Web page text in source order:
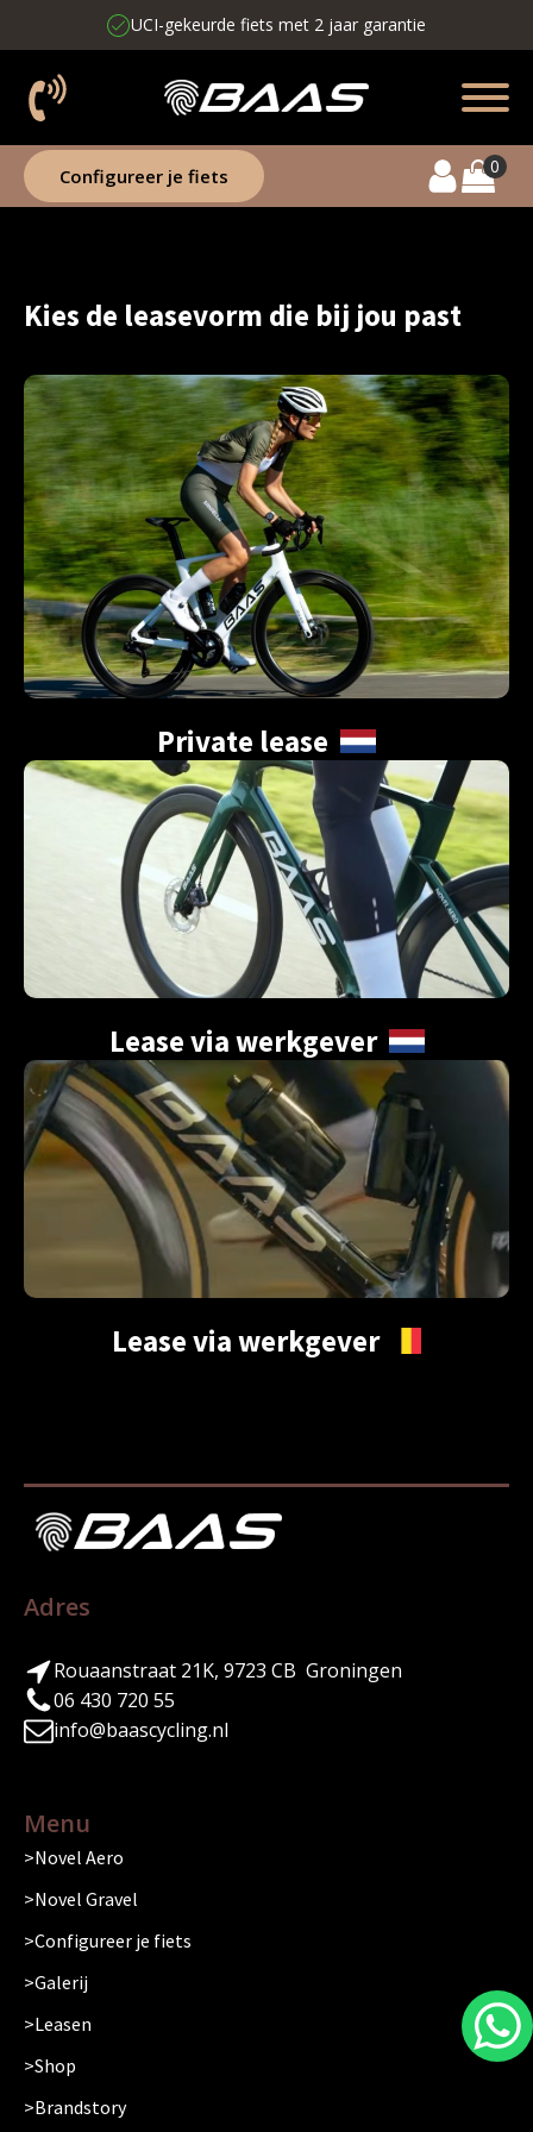
UCI-gekeurde fiets met 2 jaar garantie
Configureer je fiets
Kies de leasevorm die bij jou past
Private lease
Lease via werkgever
Lease via werkgever
Adres
Rouaanstraat 21K, 9723 CB Groningen
06 430 720 55
info@baascycling.nl
Menu
Novel Aero
Novel Gravel
Configureer je fiets
Galerij
Leasen
Shop
Brandstory